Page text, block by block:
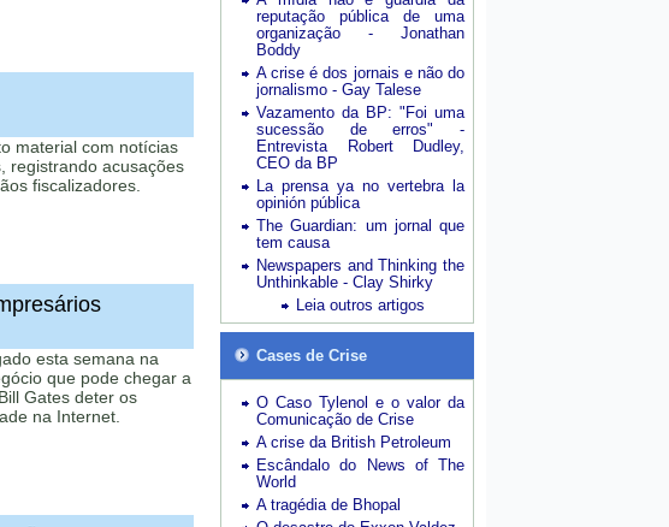
material com notícias
registrando acusações
fiscalizadores.
esta semana na
que pode chegar a
Gates deter os
na Internet.
reputação pública de uma
organização - Jonathan
Boddy
A crise é dos jornais e não do
jornalismo - Gay Talese
Vazamento da BP: "Foi uma
sucessão de erros" -
Entrevista Robert Dudley,
CEO da BP
La prensa ya no vertebra la
opinión pública
The Guardian: um jornal que
tem causa
Newspapers and Thinking the
Unthinkable - Clay Shirky
Leia outros artigos
Cases de Crise
O Caso Tylenol e o valor da
Comunicação de Crise
A crise da British Petroleum
Escândalo do News of The
World
A tragédia de Bhopal